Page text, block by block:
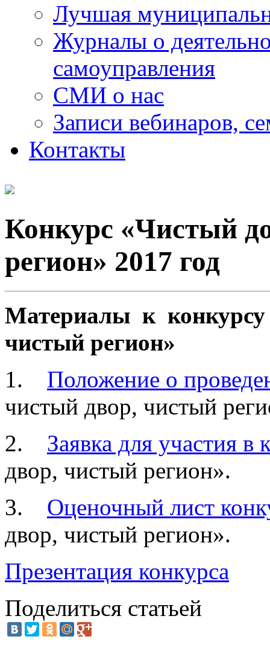
Лучшая
Журналы о
самоуправления
СМИ о нас
Записи вебинаров,
Контакты
Конкурс «Чистый
регион» 2017 год
Материалы к конкурсу
чистый регион»
1. Положение о
чистый двор, чистый
2. Заявка для участия в
двор, чистый регион».
3. Оценочный лист
двор, чистый регион».
Презентация конкурса
Поделиться статьей